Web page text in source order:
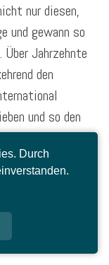
Durch
nur diesen,
und gewann so
Jahrzehnte
den
und so den
israelischer als
an
Zu
Bevölkerung.